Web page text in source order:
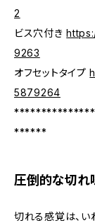
2
ビス穴付き
9263
オフセットタイプ
5879264
******
圧倒的な切れ
切れる感覚は、い